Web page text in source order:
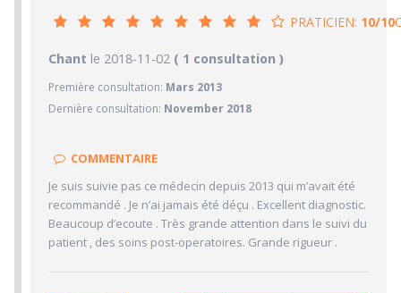
PRATICIEN: 10/10
PRATICIEN10/10
10/10 Confiance accordée
10/10 Sympathie
10/10 Ponctualité/Temps en salle d'attente/Retard
CABINET/LOCAUX6.7/10
Chant le 2018-11-02 ( 1 consultation )
Première consultation: Mars 2013
Dernière consultation: November 2018
COMMENTAIRE
Je suis suivie pas ce médecin depuis 2013 qui m’avait été
recommandé . Je n’ai jamais été déçu . Excellent diagnostic.
Beaucoup d’ecoute . Très grande attention dans le suivi du
patient , des soins post-operatoires. Grande rigueur .